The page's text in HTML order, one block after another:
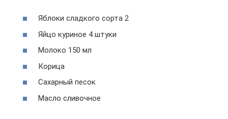
Яблоки сладкого сорта 2
Яйцо куриное 4 штуки
Молоко 150 мл
Корица
Сахарный песок
Масло сливочное